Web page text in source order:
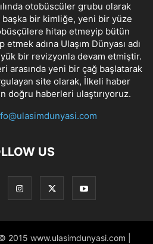
otobüscüler grubu olarak
başka bir kimliğe, yeni bir yüze
hitap etmeyip bütün
adına Ulaşım Dünyası adı
bir revizyonla devam etmiştir.
arasında yeni bir çağ başlatarak
site olarak, İlkeli haber
doğru haberleri ulaştırıyoruz.
US
2015 www.ulasimdunyasi.com |